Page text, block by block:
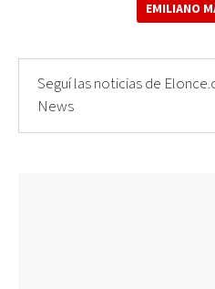
EMILIANO
Seguí las noticias de
News